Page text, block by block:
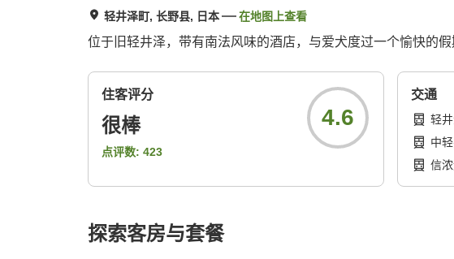
轻井泽町, 长野县, 日本 在地图上查看
位于旧轻井泽，带有南法风味的酒店，与爱犬度过一个愉快的假
住客评分
很棒
点评数: 423
4.6
交通
轻
中
信
探索客房与套餐